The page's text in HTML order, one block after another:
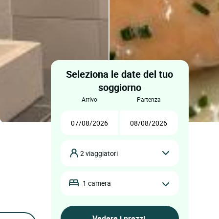
Seleziona le date del tuo
soggiorno
arrivo partenza
2 viaggiatori
1 camera